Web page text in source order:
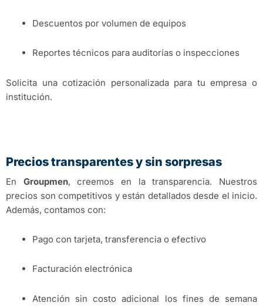
Descuentos por volumen de equipos
Reportes técnicos para auditorías o inspecciones
Solicita una cotización personalizada para tu empresa o
institución.
Precios transparentes y sin sorpresas
En Groupmen, creemos en la transparencia. Nuestros
precios son competitivos y están detallados desde el inicio.
Además, contamos con:
Pago con tarjeta, transferencia o efectivo
Facturación electrónica
Atención sin costo adicional los fines de semana